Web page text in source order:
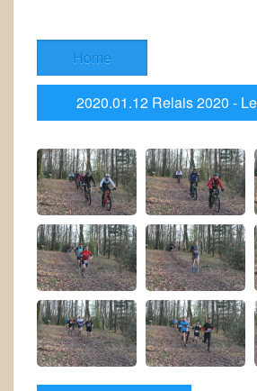
Home
2020.01.12 Relais 2020 -